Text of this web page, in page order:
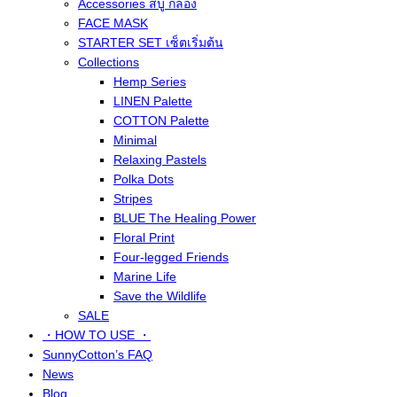
Accessories สบู่ กล่อง
FACE MASK
STARTER SET เซ็ตเริ่มต้น
Collections
Hemp Series
LINEN Palette
COTTON Palette
Minimal
Relaxing Pastels
Polka Dots
Stripes
BLUE The Healing Power
Floral Print
Four-legged Friends
Marine Life
Save the Wildlife
SALE
・HOW TO USE ・
SunnyCotton’s FAQ
News
Blog